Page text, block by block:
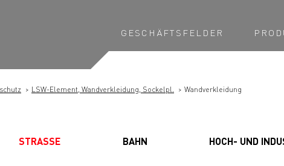
GESCHÄFTSFELDER
LSW-Element, Wandverkleidung, Sockelpl. Wandverkleidung
STRASSE BAHN HOCH- UND